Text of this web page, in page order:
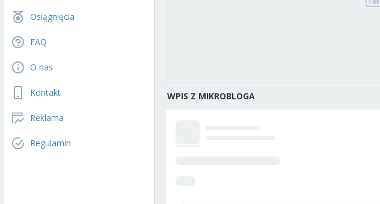
Osiągnięcia
FAQ
O nas
Kontakt
Reklama
Regulamin
WPIS Z MIKROBLOGA